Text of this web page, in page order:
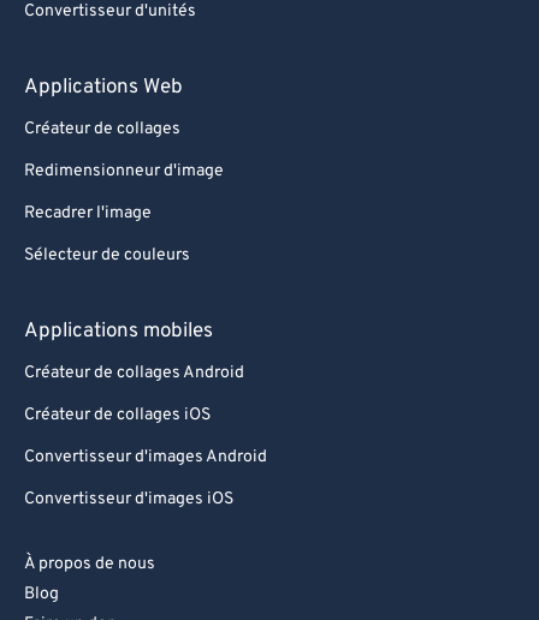
Convertisseur d'unités
Applications Web
Créateur de collages
Redimensionneur d'image
Recadrer l'image
Sélecteur de couleurs
Applications mobiles
Créateur de collages Android
Créateur de collages iOS
Convertisseur d'images Android
Convertisseur d'images iOS
À propos de nous
Blog